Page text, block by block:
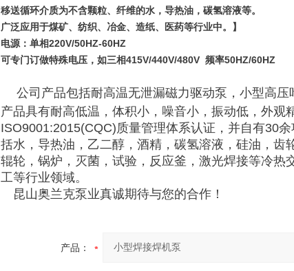
移送循环介质为不含颗粒、纤维的水，导热油，碳氢溶液等。
广泛应用于煤矿、纺织、冶金、造纸、医药等行业中。】
电源：单相220V/50HZ-60HZ
可专门订做特殊电压，如三相415V/440V/480V 频率50HZ/60HZ
公司产品包括耐高温无泄漏磁力驱动泵，小型高
产品具有耐高低温，体积小，噪音小，振动低，外观
ISO9001:2015(CQC)质量管理体系认证，并自有30
括水，导热油，乙二醇，酒精，碳氢溶液，硅油，齿
辊轮，锅炉，灭菌，试验，反应釜，激光焊接等冷
工等行业领域。
昆山奥兰克泵业真诚期待与您的合作！
产品：